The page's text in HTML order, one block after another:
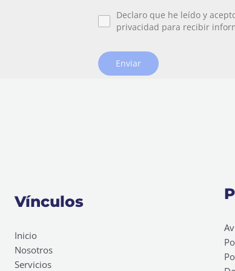
Declaro que he leído y
privacidad para recibir
Enviar
Vínculos
Inicio
Nosotros
Servicios